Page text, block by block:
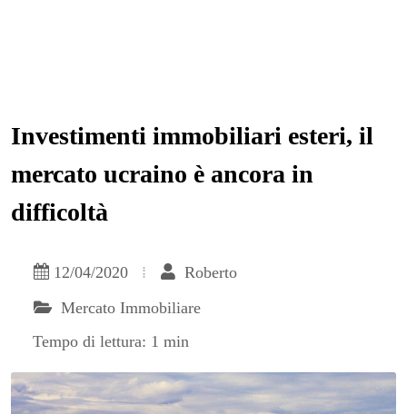
Investimenti immobiliari esteri, il
mercato ucraino è ancora in
difficoltà
12/04/2020
Roberto
Mercato Immobiliare
Tempo di lettura: 1 min